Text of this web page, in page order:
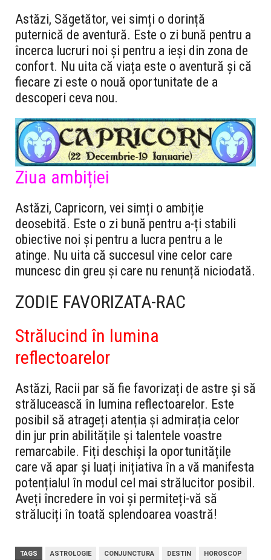
Astăzi, Săgetător, vei simți o dorință
puternică de aventură. Este o zi bună pentru a
încerca lucruri noi și pentru a ieși din zona de
confort. Nu uita că viața este o aventură și că
fiecare zi este o nouă oportunitate de a
descoperi ceva nou.
Ziua ambiției
Astăzi, Capricorn, vei simți o ambiție
deosebită. Este o zi bună pentru a-ți stabili
obiective noi și pentru a lucra pentru a le
atinge. Nu uita că succesul vine celor care
muncesc din greu și care nu renunță niciodată.
ZODIE FAVORIZATA-RAC
Strălucind în lumina
reflectoarelor
Astăzi, Racii par să fie favorizați de astre și să
strălucească în lumina reflectoarelor. Este
posibil să atrageți atenția și admirația celor
din jur prin abilitățile și talentele voastre
remarcabile. Fiți deschiși la oportunitățile
care vă apar și luați inițiativa în a vă manifesta
potențialul în modul cel mai strălucitor posibil.
Aveți încredere în voi și permiteți-vă să
străluciți în toată splendoarea voastră!
TAGS ASTROLOGIE CONJUNCTURA DESTIN
HOROSCOP